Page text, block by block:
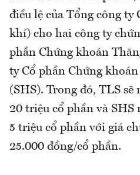
điều lệ của Tổng công ty
khí) cho hai công ty
phần Chứng khoán
ty Cổ phần Chứng
(SHS). Trong đó, TLS
20 triệu cổ phần và SHS
5 triệu cổ phần với giá
25.000 đồng/cổ phần.